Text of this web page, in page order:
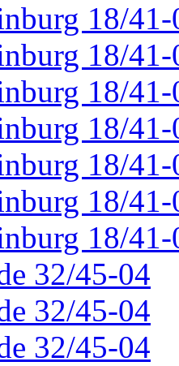
18/41-
18/41-
18/41-
18/41-
18/41-
18/41-
18/41-
32/45-04
32/45-04
32/45-04